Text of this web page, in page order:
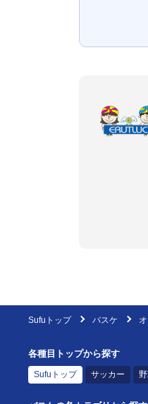
Sufuトップ バスケ
各種目トップから探す
Sufuトップ サッカー